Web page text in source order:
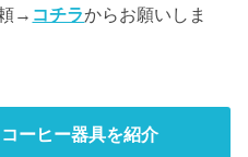
→ コチラからお願いしま
ーヒー器具を紹介